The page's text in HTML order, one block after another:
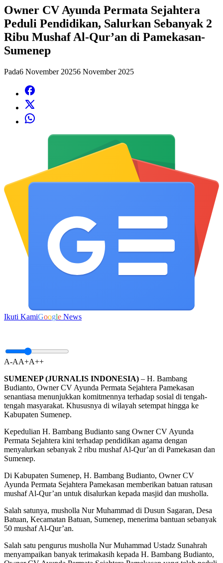
Owner CV Ayunda Permata Sejahtera
Peduli Pendidikan, Salurkan Sebanyak 2
Ribu Mushaf Al-Qur’an di Pamekasan-
Sumenep
Pada6 November 20256 November 2025
Ikuti KamiGoogle News
A-AA+A++
SUMENEP (JURNALIS INDONESIA) – H. Bambang
Budianto, Owner CV Ayunda Permata Sejahtera Pamekasan
senantiasa menunjukkan komitmennya terhadap sosial di tengah-
tengah masyarakat. Khususnya di wilayah setempat hingga ke
Kabupaten Sumenep.
Kepedulian H. Bambang Budianto sang Owner CV Ayunda
Permata Sejahtera kini terhadap pendidikan agama dengan
menyalurkan sebanyak 2 ribu mushaf Al-Qur’an di Pamekasan dan
Sumenep.
Di Kabupaten Sumenep, H. Bambang Budianto, Owner CV
Ayunda Permata Sejahtera Pamekasan memberikan batuan ratusan
mushaf Al-Qur’an untuk disalurkan kepada masjid dan musholla.
Salah satunya, musholla Nur Muhammad di Dusun Sagaran, Desa
Batuan, Kecamatan Batuan, Sumenep, menerima bantuan sebanyak
50 mushaf Al-Qur’an.
Salah satu pengurus musholla Nur Muhammad Ustadz Sunahrah
menyampaikan banyak terimakasih kepada H. Bambang Budianto,